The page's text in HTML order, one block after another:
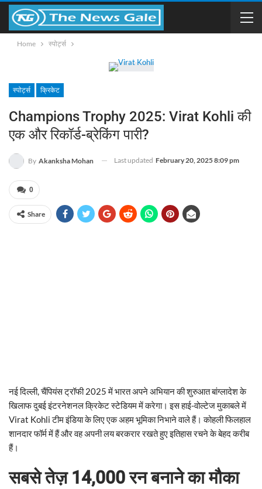
Home स्पोर्ट्स
स्पोर्ट्स क्रिकेट
Champions Trophy 2025: Virat Kohli की
एक और रिकॉर्ड-ब्रेकिंग पारी?
By Akanksha Mohan Last updated February 20, 2025 8:09 pm
0
Share
नई दिल्ली, चैंपियंस ट्रॉफी 2025 में भारत अपने अभियान की शुरुआत बांग्लादेश के
खिलाफ दुबई इंटरनेशनल क्रिकेट स्टेडियम में करेगा। इस हाई-वोल्टेज मुकाबले में
Virat Kohli टीम इंडिया के लिए एक अहम भूमिका निभाने वाले हैं। कोहली फिलहाल
शानदार फॉर्म में हैं और वह अपनी लय बरकरार रखते हुए इतिहास रचने के बेहद करीब
हैं।
सबसे तेज़ 14,000 रन बनाने का मौका